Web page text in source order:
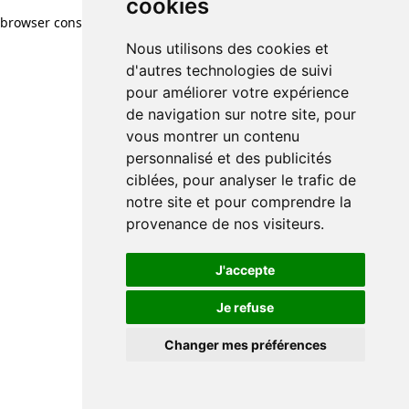
cookies
Nous utilisons des cookies et
d'autres technologies de suivi
pour améliorer votre expérience
de navigation sur notre site, pour
vous montrer un contenu
personnalisé et des publicités
ciblées, pour analyser le trafic de
notre site et pour comprendre la
provenance de nos visiteurs.
J'accepte
Je refuse
Changer mes préférences
browser console for more information)